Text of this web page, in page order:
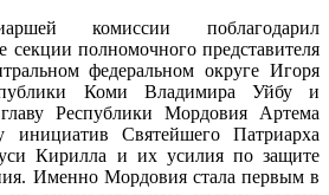
комиссии поблагодарил
секции полномочного представителя
федеральном округе Игоря
Коми Владимира Уйбу и
Республики Мордовия Артема
инициатив Святейшего Патриарха
Кирилла и их усилия по защите
Именно Мордовия стала первым в